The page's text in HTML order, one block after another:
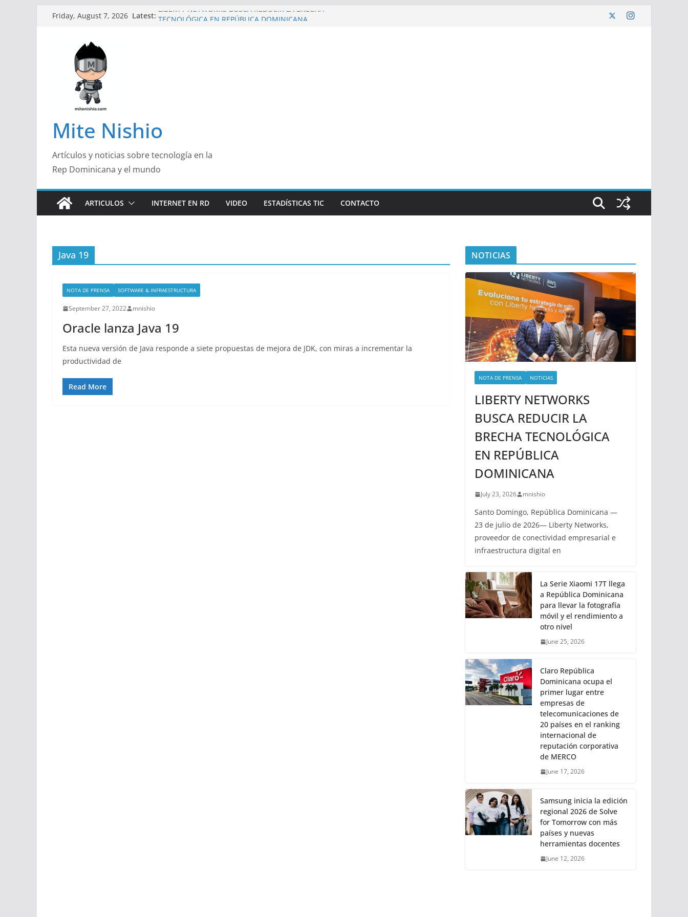
Friday, August 7, 2026 Latest: LIBERTY NETWORKS BUSCA REDUCIR LA BRECHA
TECNOLÓGICA EN REPÚBLICA DOMINICANA
útil
Mite Nishio
Artículos y noticias sobre tecnología en la
Rep Dominicana y el mundo
ARTICULOS INTERNET EN RD VIDEO ESTADÍSTICAS TIC CONTACTO
Java 19
NOTA DE PRENSA SOFTWARE & INFRAESTRUCTURA
September 27, 2022 mnishio
Oracle lanza Java 19
Esta nueva versión de Java responde a siete propuestas de mejora de JDK, con miras a incrementar la
productividad de
Read More
NOTICIAS
NOTA DE PRENSA NOTICIAS
LIBERTY NETWORKS
BUSCA REDUCIR LA
BRECHA TECNOLÓGICA
EN REPÚBLICA
DOMINICANA
July 23, 2026 mnishio
Santo Domingo, República Dominicana —
23 de julio de 2026— Liberty Networks,
proveedor de conectividad empresarial e
infraestructura digital en
La Serie Xiaomi 17T llega
a República Dominicana
para llevar la fotografía
móvil y el rendimiento a
otro nivel
June 25, 2026
Claro República
Dominicana ocupa el
primer lugar entre
empresas de
telecomunicaciones de
20 países en el ranking
internacional de
reputación corporativa
de MERCO
June 17, 2026
Samsung inicia la edición
regional 2026 de Solve
for Tomorrow con más
países y nuevas
herramientas docentes
June 12, 2026